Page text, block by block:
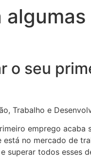
o seu
Trabalho e
emprego acaba
no mercado de
superar todos esses